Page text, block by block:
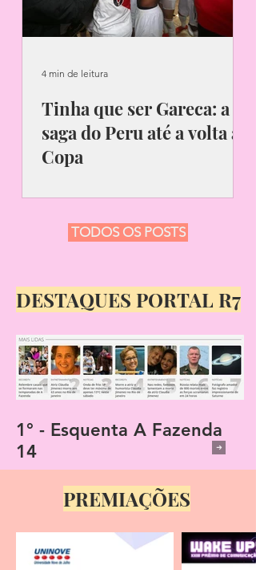
Tinha que ser Gareca: a
saga do Peru até a volta à
Copa
após 36 anos sem disputar o
campeonato. No dia 30 de junho de
4 min de leitura
TODOS OS POSTS
DESTAQUES PORTAL R7
PREMIAÇÕES
1° - Esquenta A Fazenda
14